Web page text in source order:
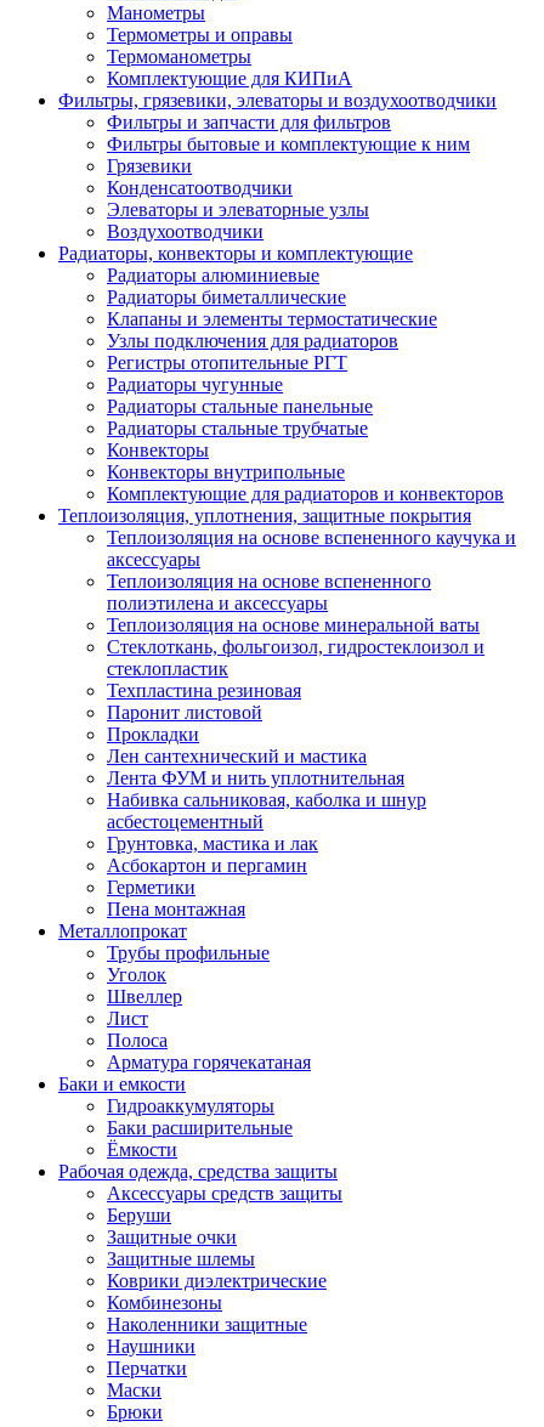
Манометры
Термометры и оправы
Термоманометры
Комплектующие для КИПиА
Фильтры, грязевики, элеваторы и воздухоотводчики
Фильтры и запчасти для фильтров
Фильтры бытовые и комплектующие к ним
Грязевики
Конденсатоотводчики
Элеваторы и элеваторные узлы
Воздухоотводчики
Радиаторы, конвекторы и комплектующие
Радиаторы алюминиевые
Радиаторы биметаллические
Клапаны и элементы термостатические
Узлы подключения для радиаторов
Регистры отопительные РГТ
Радиаторы чугунные
Радиаторы стальные панельные
Радиаторы стальные трубчатые
Конвекторы
Конвекторы внутрипольные
Комплектующие для радиаторов и конвекторов
Теплоизоляция, уплотнения, защитные покрытия
Теплоизоляция на основе вспененного каучука и
аксессуары
Теплоизоляция на основе вспененного
полиэтилена и аксессуары
Теплоизоляция на основе минеральной ваты
Стеклоткань, фольгоизол, гидростеклоизол и
стеклопластик
Техпластина резиновая
Паронит листовой
Прокладки
Лен сантехнический и мастика
Лента ФУМ и нить уплотнительная
Набивка сальниковая, каболка и шнур
асбестоцементный
Грунтовка, мастика и лак
Асбокартон и пергамин
Герметики
Пена монтажная
Металлопрокат
Трубы профильные
Уголок
Швеллер
Лист
Полоса
Арматура горячекатаная
Баки и емкости
Гидроаккумуляторы
Баки расширительные
Ёмкости
Рабочая одежда, средства защиты
Аксессуары средств защиты
Беруши
Защитные очки
Защитные шлемы
Коврики диэлектрические
Комбинезоны
Наколенники защитные
Наушники
Перчатки
Маски
Брюки